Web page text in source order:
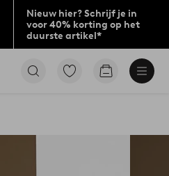
Nieuw hier? Schrijf je in
voor 40% korting op het
duurste artikel*
Ga
Go